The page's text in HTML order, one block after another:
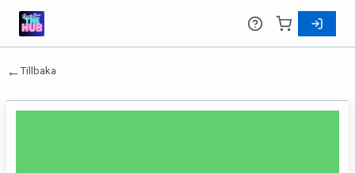
←Tillbaka